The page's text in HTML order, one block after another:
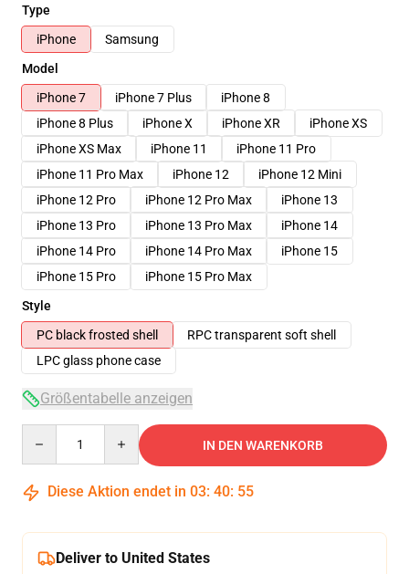
Type
iPhone
Samsung
Model
iPhone 7
iPhone 7 Plus
iPhone 8
iPhone 8 Plus
iPhone X iPhone XR
iPhone XS
iPhone XS Max
iPhone 11
iPhone 11 Pro
iPhone 11 Pro Max
iPhone 12
iPhone 12 Mini
iPhone 12 Pro
iPhone 12 Pro Max
iPhone 13
iPhone 13 Pro
iPhone 13 Pro Max
iPhone 14
iPhone 14 Pro
iPhone 14 Pro Max
iPhone 15
iPhone 15 Pro
iPhone 15 Pro Max
Style
PC black frosted shell
RPC transparent soft shell
LPC glass phone case
Größentabelle anzeigen
IN DEN WARENKORB
Diese Aktion endet in 03: 40: 54
Deliver to United States